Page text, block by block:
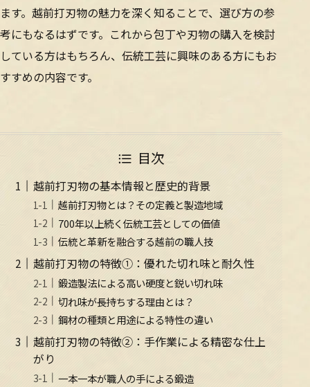
ます。越前打刃物の魅力を深く知ることで、選び方の参
考にもなるはずです。これから包丁や刃物の購入を検討
している方はもちろん、伝統工芸に興味のある方にもお
すすめの内容です。
目次
越前打刃物の基本情報と歴史的背景
越前打刃物とは？その定義と製造地域
700年以上続く伝統工芸としての価値
伝統と革新を融合する越前の職人技
越前打刃物の特徴①：優れた切れ味と耐久性
鍛造製法による高い硬度と鋭い切れ味
切れ味が長持ちする理由とは？
鋼材の種類と用途による特性の違い
越前打刃物の特徴②：手作業による精密な仕上
がり
一本一本が職人の手による鍛造